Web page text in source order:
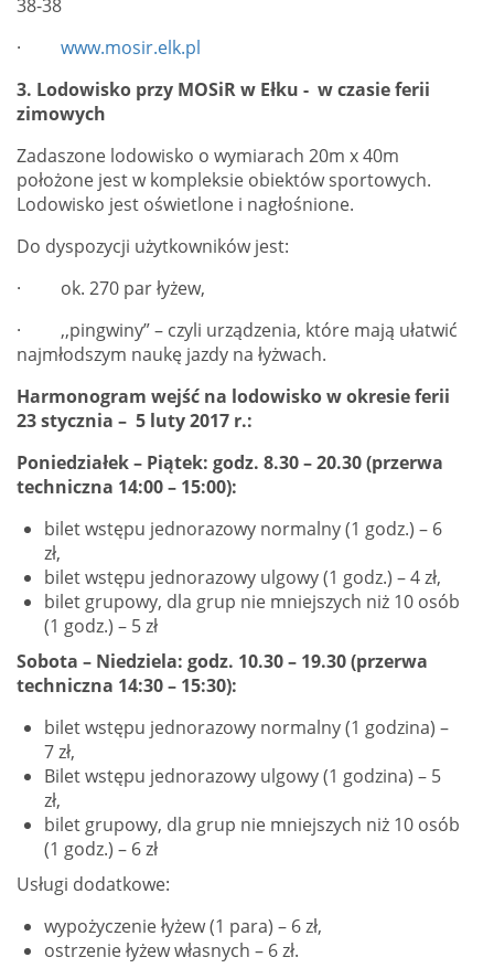
38-38
· www.mosir.elk.pl
3. Lodowisko przy MOSiR w Ełku - w czasie ferii
zimowych
Zadaszone lodowisko o wymiarach 20m x 40m
położone jest w kompleksie obiektów sportowych.
Lodowisko jest oświetlone i nagłośnione.
Do dyspozycji użytkowników jest:
· ok. 270 par łyżew,
· ,,pingwiny” – czyli urządzenia, które mają ułatwić
najmłodszym naukę jazdy na łyżwach.
Harmonogram wejść na lodowisko w okresie ferii
23stycznia – 5 luty2017 r.:
Poniedziałek – Piątek: godz. 8.30 – 20.30 (przerwa
techniczna 14:00 – 15:00):
bilet wstępu jednorazowy normalny (1 godz.) – 6
zł,
bilet wstępu jednorazowy ulgowy (1 godz.) – 4 zł,
bilet grupowy, dla grup nie mniejszych niż 10 osób
(1 godz.) – 5 zł
Sobota – Niedziela: godz. 10.30 – 19.30 (przerwa
techniczna 14:30 – 15:30):
bilet wstępu jednorazowy normalny (1 godzina) –
7 zł,
Bilet wstępu jednorazowy ulgowy (1 godzina) – 5
zł,
bilet grupowy, dla grup nie mniejszych niż 10 osób
(1 godz.) – 6 zł
Usługi dodatkowe:
wypożyczenie łyżew (1 para) – 6 zł,
ostrzenie łyżew własnych – 6 zł.